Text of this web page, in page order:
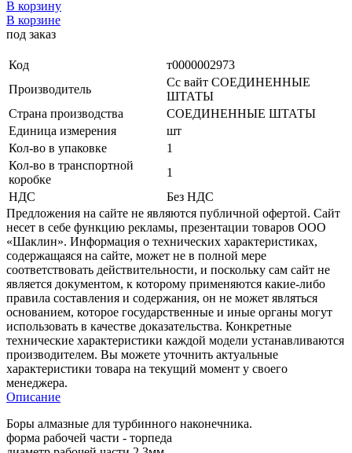
В корзину
В корзине
под заказ
Код
т0000002973
Производитель
Сс вайт СОЕДИНЕННЫЕ
ШТАТЫ
Страна производства
СОЕДИНЕННЫЕ ШТАТЫ
Единица измерения
шт
Кол-во в упаковке
1
Кол-во в транспортной
коробке
1
НДС
Без НДС
Предложения на сайте не являются публичной офертой. Сайт
несет в себе функцию рекламы, презентации товаров ООО
«Шаклин». Информация о технических характеристиках,
содержащаяся на сайте, может не в полной мере
соответствовать действительности, и поскольку сам сайт не
является документом, к которому применяются какие-либо
правила составления и содержания, он не может являться
основанием, которое государственные и иные органы могут
использовать в качестве доказательства. Конкретные
технические характеристики каждой модели устанавливаются
производителем. Вы можете уточнить актуальные
характеристики товара на текущий момент у своего
менеджера.
Описание
Боры алмазные для турбинного наконечника.
форма рабочей части - торпеда